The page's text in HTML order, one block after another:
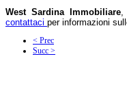
West Sardina Immobiliare,
contattaci per informazioni
< Prec
Succ >